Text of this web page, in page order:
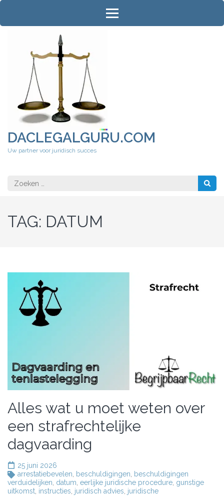
Ga
inhoud
DACLEGALGURU.COM
Uw partner voor juridisch succes
Zoeken
naar:
TAG: DATUM
Alles wat u moet weten over
een strafrechtelijke
dagvaarding
25 juni 2026
arrestatiebevelen
beschuldigingen
beschuldigingen
verduidelijken datum eerlijke juridische procedure gunstige
uitkomst instructies juridisch advies juridische